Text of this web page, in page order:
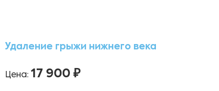
Удаление грыжи нижнего века
Цена: 17 900 ₽